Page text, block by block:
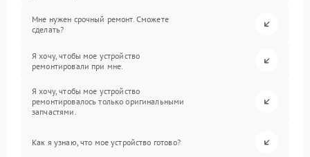
Мне нужен срочный ремонт. Сможете
сделать?
Я хочу, чтобы мое устройство
ремонтировали при мне.
Я хочу, чтобы мое устройство
ремонтировалось только оригинальными
запчастями.
Как я узнаю, что мое устройство готово?